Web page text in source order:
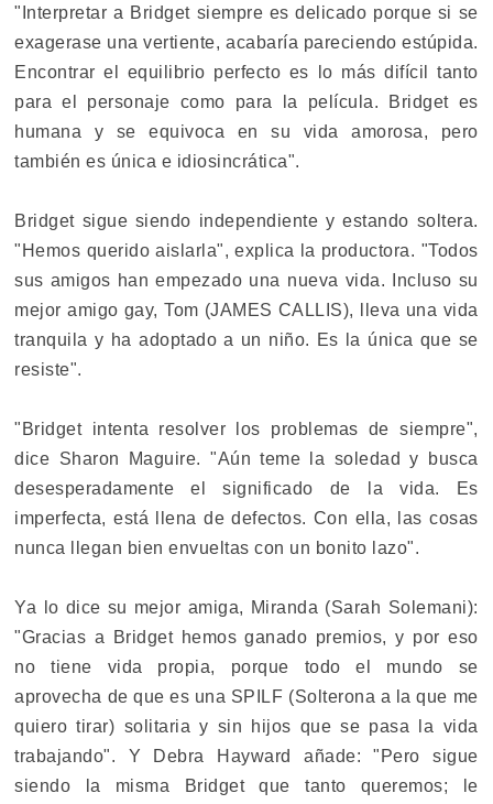
"Interpretar a Bridget siempre es delicado porque si se
exagerase una vertiente, acabaría pareciendo estúpida.
Encontrar el equilibrio perfecto es lo más difícil tanto
para el personaje como para la película. Bridget es
humana y se equivoca en su vida amorosa, pero
también es única e idiosincrática".
Bridget sigue siendo independiente y estando soltera.
"Hemos querido aislarla", explica la productora. "Todos
sus amigos han empezado una nueva vida. Incluso su
mejor amigo gay, Tom (JAMES CALLIS), lleva una vida
tranquila y ha adoptado a un niño. Es la única que se
resiste".
"Bridget intenta resolver los problemas de siempre",
dice Sharon Maguire. "Aún teme la soledad y busca
desesperadamente el significado de la vida. Es
imperfecta, está llena de defectos. Con ella, las cosas
nunca llegan bien envueltas con un bonito lazo".
Ya lo dice su mejor amiga, Miranda (Sarah Solemani):
"Gracias a Bridget hemos ganado premios, y por eso
no tiene vida propia, porque todo el mundo se
aprovecha de que es una SPILF (Solterona a la que me
quiero tirar) solitaria y sin hijos que se pasa la vida
trabajando". Y Debra Hayward añade: "Pero sigue
siendo la misma Bridget que tanto queremos; le